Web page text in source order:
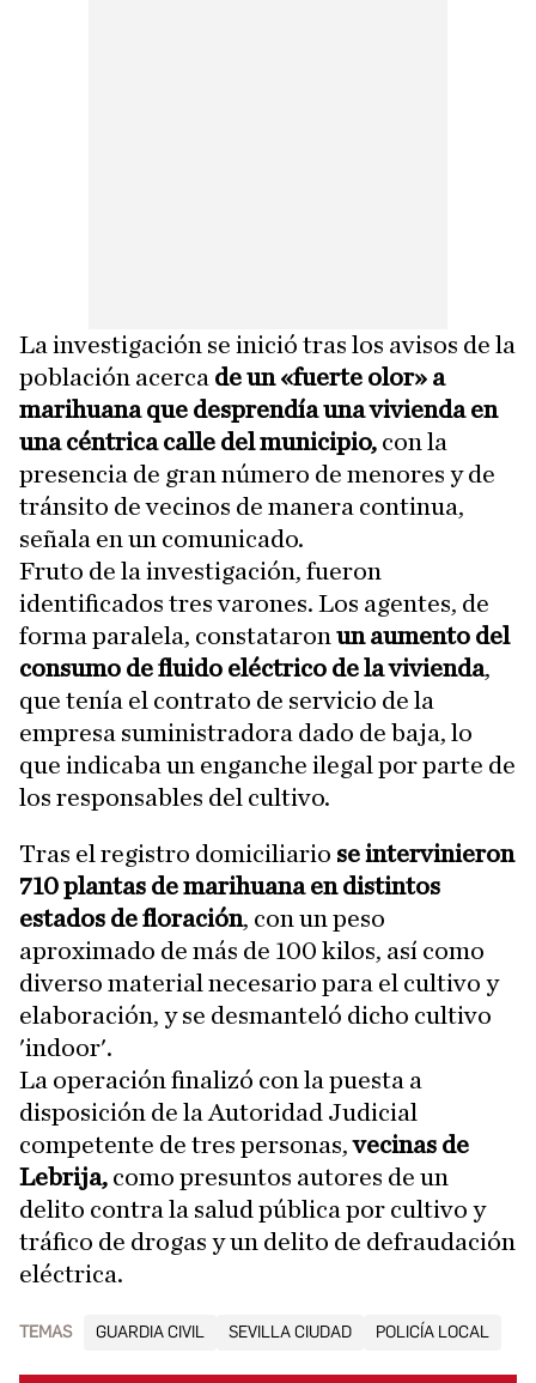
La investigación se inició tras los avisos de la
población acerca de un «fuerte olor» a
marihuana que desprendía una vivienda en
una céntrica calle del municipio, con la
presencia de gran número de menores y de
tránsito de vecinos de manera continua,
señala en un comunicado.
Fruto de la investigación, fueron
identificados tres varones. Los agentes, de
forma paralela, constataron un aumento del
consumo de fluido eléctrico de la vivienda,
que tenía el contrato de servicio de la
empresa suministradora dado de baja, lo
que indicaba un enganche ilegal por parte de
los responsables del cultivo.
Tras el registro domiciliario se intervinieron
710 plantas de marihuana en distintos
estados de floración, con un peso
aproximado de más de 100 kilos, así como
diverso material necesario para el cultivo y
elaboración, y se desmanteló dicho cultivo
'indoor'.
La operación finalizó con la puesta a
disposición de la Autoridad Judicial
competente de tres personas,vecinas de
Lebrija, como presuntos autores de un
delito contra la salud pública por cultivo y
tráfico de drogas y un delito de defraudación
eléctrica.
TEMAS GUARDIA CIVIL SEVILLA CIUDAD POLICÍA LOCAL